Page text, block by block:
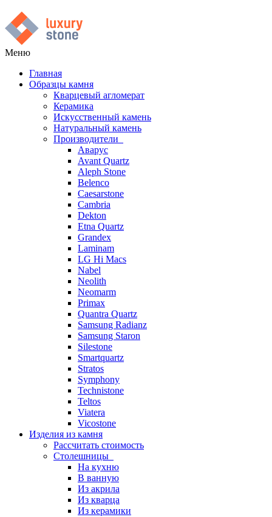
Меню
Главная
Образцы камня
Кварцевый агломерат
Керамика
Искусственный камень
Натуральный камень
Производители
Аварус
Avant Quartz
Aleph Stone
Belenco
Caesarstone
Cambria
Dekton
Etna Quartz
Grandex
Laminam
LG Hi Macs
Nabel
Neolith
Neomarm
Primax
Quantra Quartz
Samsung Radianz
Samsung Staron
Silestone
Smartquartz
Stratos
Symphony
Technistone
Teltos
Viatera
Vicostone
Изделия из камня
Рассчитать стоимость
Столешницы
На кухню
В ванную
Из акрила
Из кварца
Из керамики